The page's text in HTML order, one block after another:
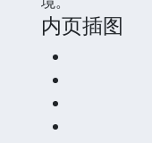
内页插图